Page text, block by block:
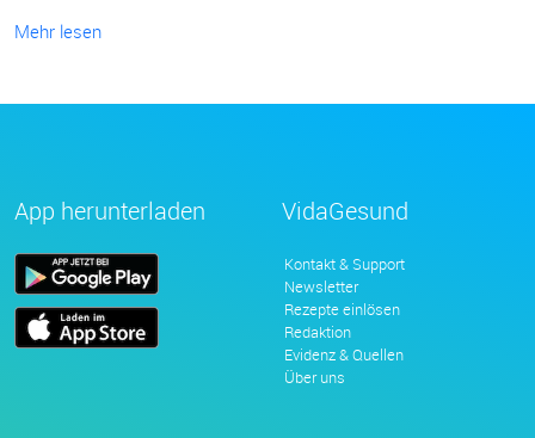
Mehr lesen
App herunterladen VidaGesund
Kontakt & Support
Newsletter
Rezepte einlösen
Redaktion
Evidenz & Quellen
Über uns